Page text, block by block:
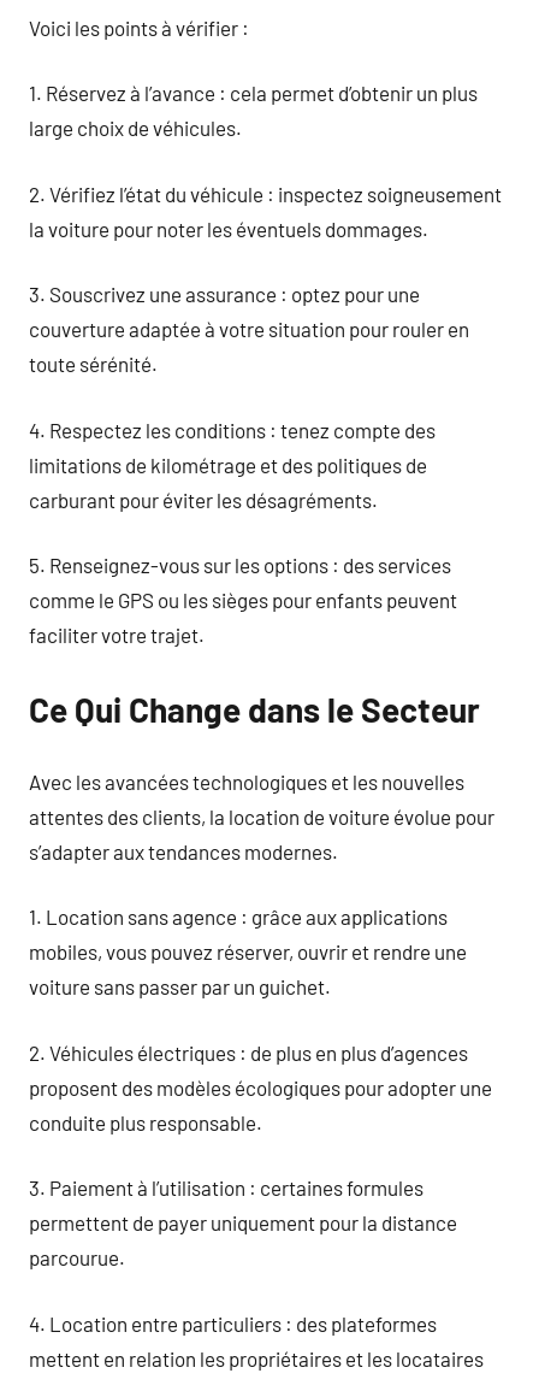
Voici les points à vérifier :
1. Réservez à l’avance : cela permet d’obtenir un plus
large choix de véhicules.
2. Vérifiez l’état du véhicule : inspectez soigneusement
la voiture pour noter les éventuels dommages.
3. Souscrivez une assurance : optez pour une
couverture adaptée à votre situation pour rouler en
toute sérénité.
4. Respectez les conditions : tenez compte des
limitations de kilométrage et des politiques de
carburant pour éviter les désagréments.
5. Renseignez-vous sur les options : des services
comme le GPS ou les sièges pour enfants peuvent
faciliter votre trajet.
Ce Qui Change dans le Secteur
Avec les avancées technologiques et les nouvelles
attentes des clients, la location de voiture évolue pour
s’adapter aux tendances modernes.
1. Location sans agence : grâce aux applications
mobiles, vous pouvez réserver, ouvrir et rendre une
voiture sans passer par un guichet.
2. Véhicules électriques : de plus en plus d’agences
proposent des modèles écologiques pour adopter une
conduite plus responsable.
3. Paiement à l’utilisation : certaines formules
permettent de payer uniquement pour la distance
parcourue.
4. Location entre particuliers : des plateformes
mettent en relation les propriétaires et les locataires